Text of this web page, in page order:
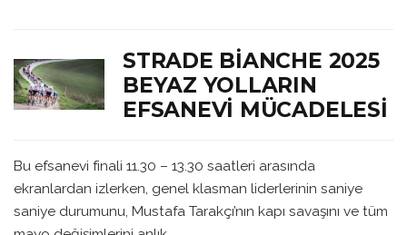
STRADE BIANCHE 2025
BEYAZ YOLLARIN
EFSANEVI MÜCADELESI
Bu efsanevi finali 11.30 – 13.30 saatleri arasında
ekranlardan izlerken, genel klasman liderlerinin saniye
saniye durumunu, Mustafa Tarakçı’nın kapı savaşını ve tüm